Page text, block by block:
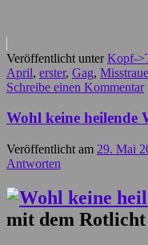
Veröffentlicht unter Kopf-
April, erster, Gag,
Schreibe einen Kommentar
Wohl keine heilende
Veröffentlicht am 29. Mai
Antworten
mit dem Rotlicht